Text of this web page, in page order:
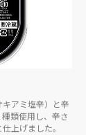
アミ塩辛）と辛
類使用し、辛さ
上げました。